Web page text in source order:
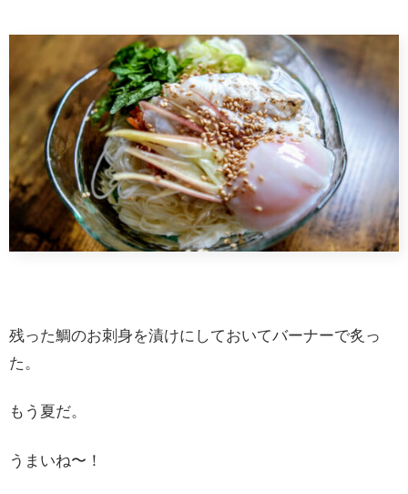
残った鯛のお刺身を漬けにしておいてバーナーで炙っ
た。
もう夏だ。
うまいね〜！